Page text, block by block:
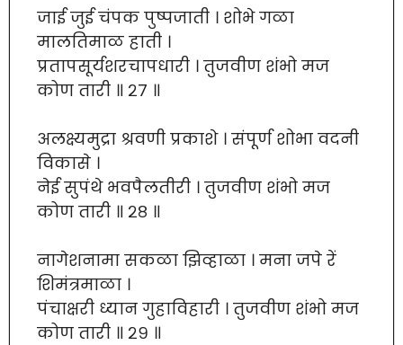
जाई जुई चंपक पुष्पजाती । शोभे गळा
मालतिमाळ हाती ।
प्रतापसूर्यशरचापधारी । तुजवीण शंभो मज
कोण तारी ॥ २७ ॥
अलक्ष्यमुद्रा श्रवणी प्रकाशे । संपूर्ण शोभा वदनी
विकासे ।
नेई सुपंथे भवपैलतीरी । तुजवीण शंभो मज
कोण तारी ॥ २८ ॥
नागेशनामा सकळा झिव्हाळा । मना जपे रें
शिमंत्रमाळा ।
पंचाक्षरी ध्यान गुहाविहारी । तुजवीण शंभो मज
कोण तारी ॥ २९ ॥